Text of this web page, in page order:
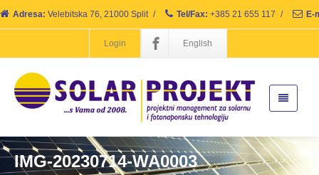
Adresa: Velebitska 76, 21000 Split / Tel/Fax: +385 21 655 117 / E-
Login English
IMG-20230714-WA0003